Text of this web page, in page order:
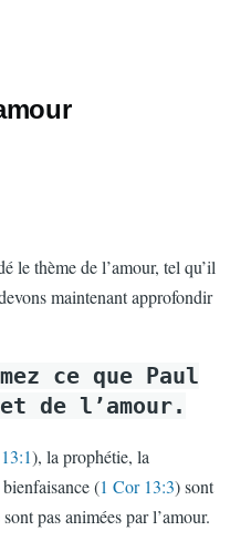
le thème de l’amour, tel qu’il
maintenant approfondir
ce que Paul
de l’amour.
), la prophétie, la
(1 Cor 13:3) sont
pas animées par l’amour.